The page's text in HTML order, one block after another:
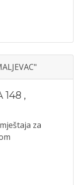
148 ,
za